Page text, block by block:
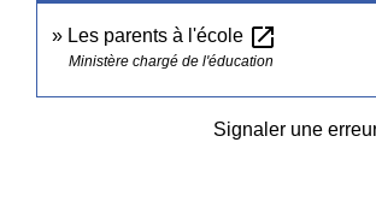
Les parents à l'école open_in_new
Ministère chargé de l'éducation
Signaler une